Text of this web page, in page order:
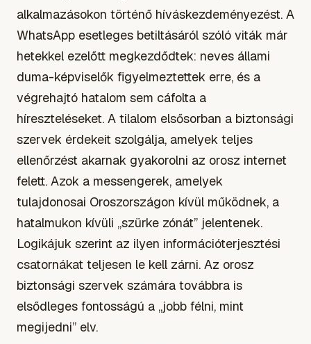
alkalmazásokon történő híváskezdeményezést. A
WhatsApp esetleges betiltásáról szóló viták már
hetekkel ezelőtt megkezdődtek: neves állami
duma-képviselők figyelmeztettek erre, és a
végrehajtó hatalom sem cáfolta a
híreszteléseket. A tilalom elsősorban a biztonsági
szervek érdekeit szolgálja, amelyek teljes
ellenőrzést akarnak gyakorolni az orosz internet
felett. Azok a messengerek, amelyek
tulajdonosai Oroszországon kívül működnek, a
hatalmukon kívüli „szürke zónát” jelentenek.
Logikájuk szerint az ilyen információterjesztési
csatornákat teljesen le kell zárni. Az orosz
biztonsági szervek számára továbbra is
elsődleges fontosságú a „jobb félni, mint
megijedni” elv.